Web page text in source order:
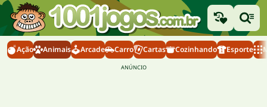
Ação Animais Arcade Carro Cartas Cozinhando Esporte